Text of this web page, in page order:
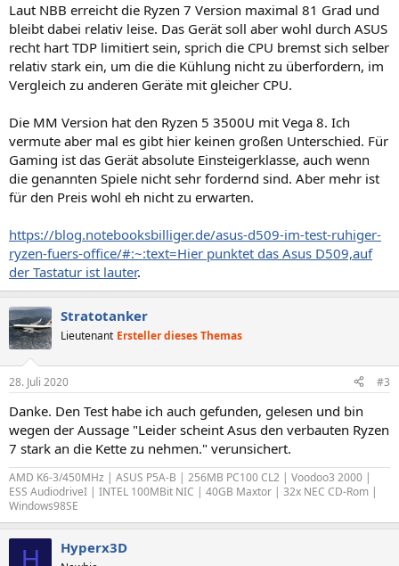
Laut NBB erreicht die Ryzen 7 Version maximal 81 Grad und
bleibt dabei relativ leise. Das Gerät soll aber wohl durch ASUS
recht hart TDP limitiert sein, sprich die CPU bremst sich selber
relativ stark ein, um die die Kühlung nicht zu überfordern, im
Vergleich zu anderen Geräte mit gleicher CPU.
Die MM Version hat den Ryzen 5 3500U mit Vega 8. Ich
vermute aber mal es gibt hier keinen großen Unterschied. Für
Gaming ist das Gerät absolute Einsteigerklasse, auch wenn
die genannten Spiele nicht sehr fordernd sind. Aber mehr ist
für den Preis wohl eh nicht zu erwarten.
https://blog.notebooksbilliger.de/asus-d509-im-test-ruhiger-
ryzen-fuers-office/#:~:text=Hier punktet das Asus D509,auf
der Tastatur ist lauter.
Stratotanker
Lieutenant Ersteller dieses Themas
28. Juli 2020 #3
Danke. Den Test habe ich auch gefunden, gelesen und bin
wegen der Aussage "Leider scheint Asus den verbauten Ryzen
7 stark an die Kette zu nehmen." verunsichert.
AMD K6-3/450MHz | ASUS P5A-B | 256MB PC100 CL2 | Voodoo3 2000 |
ESS AudiodriveI | INTEL 100MBit NIC | 40GB Maxtor | 32x NEC CD-Rom |
Windows98SE
H Hyperx3D